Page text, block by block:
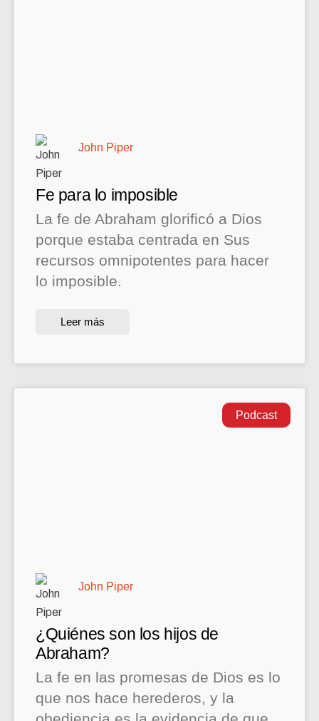
Fe para lo imposible
La fe de Abraham glorificó a Dios
porque estaba centrada en Sus
recursos omnipotentes para hacer
lo imposible.
Leer más
John Piper
Podcast
¿Quiénes son los hijos de
Abraham?
La fe en las promesas de Dios es lo
que nos hace herederos, y la
John Piper